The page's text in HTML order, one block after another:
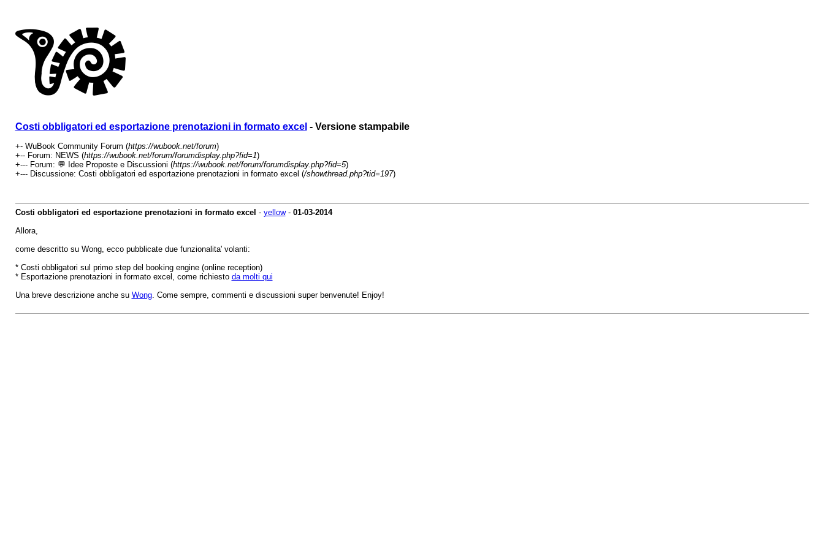
Costi obbligatori ed esportazione prenotazioni in formato excel - Versione stampabile
+- WuBook Community Forum (https://wubook.net/forum)
+-- Forum: NEWS (https://wubook.net/forum/forumdisplay.php?fid=1)
+--- Forum: 💬 Idee Proposte e Discussioni (https://wubook.net/forum/forumdisplay.php?fid=5)
+--- Discussione: Costi obbligatori ed esportazione prenotazioni in formato excel (/showthread.php?tid=197)
Costi obbligatori ed esportazione prenotazioni in formato excel - yellow- 01-03-2014
Allora,
come descritto su Wong, ecco pubblicate due funzionalita' volanti:
* Costi obbligatori sul primo step del booking engine (online reception)
* Esportazione prenotazioni in formato excel, come richiesto da molti qui
Una breve descrizione anche su Wong. Come sempre, commenti e discussioni super benvenute! Enjoy!